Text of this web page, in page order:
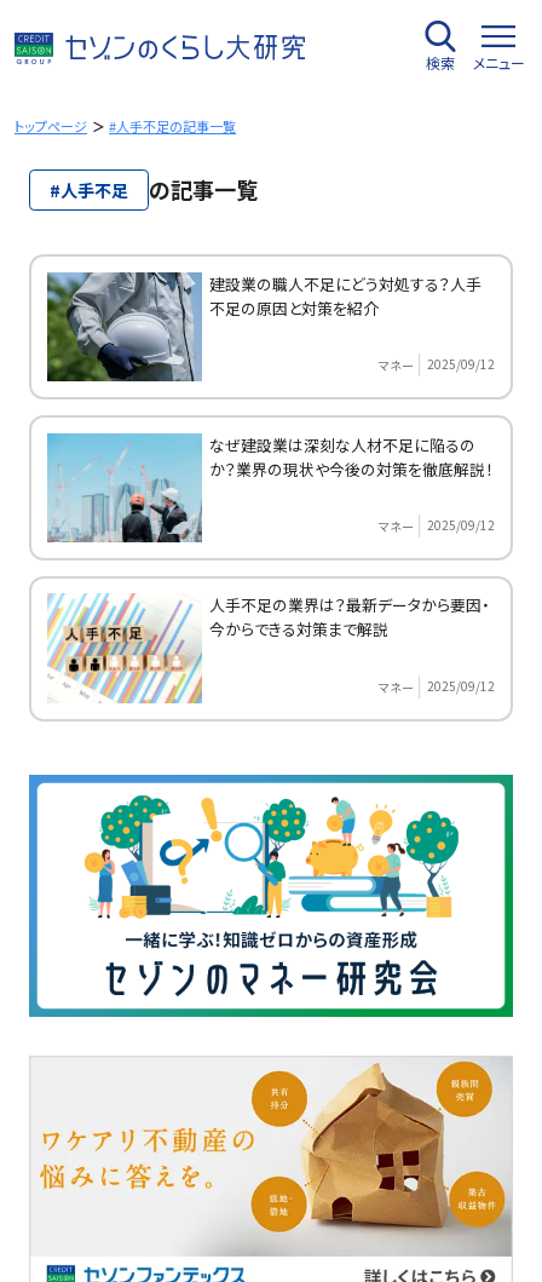
容
を
キ
検索 メニュー
トップページ #人手不足の記事一覧
#人手不足 の記事一覧
建設業の職人不足にどう対処する？人手
不足の原因と対策を紹介
マネー 2025/09/12
なぜ建設業は深刻な人材不足に陥るの
か？業界の現状や今後の対策を徹底解説！
マネー 2025/09/12
人手不足の業界は？最新データから要因・
今からできる対策まで解説
マネー 2025/09/12